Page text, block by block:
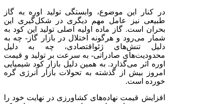
در کنار این موضوع، وابستگی تولید اوره به گاز
طبیعی نیز عامل مهم دیگری در شکل‌گیری این
بحران است. گاز ماده اولیه اصلی تولید این کود به
شمار می‌رود و هرگونه اختلال در بازار گاز - چه به
دلیل تنش‌های ژئو‌اقتصادی، چه به دلیل
محدودیت‌های صادراتی- به سرعت بر تولید و قیمت
اوره اثر می‌گذارد. به همین دلیل بازار کود شیمیایی
امروز بیش از گذشته به تحولات بازار انرژی گره
خورده است.
افزایش قیمت نهاده‌های کشاورزی در نهایت خود را